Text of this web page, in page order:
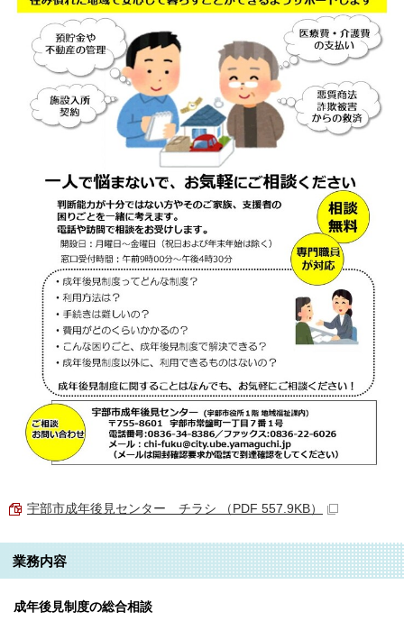
宇部市成年後見センター チラシ （PDF 557.9KB）
業務内容
成年後見制度の総合相談